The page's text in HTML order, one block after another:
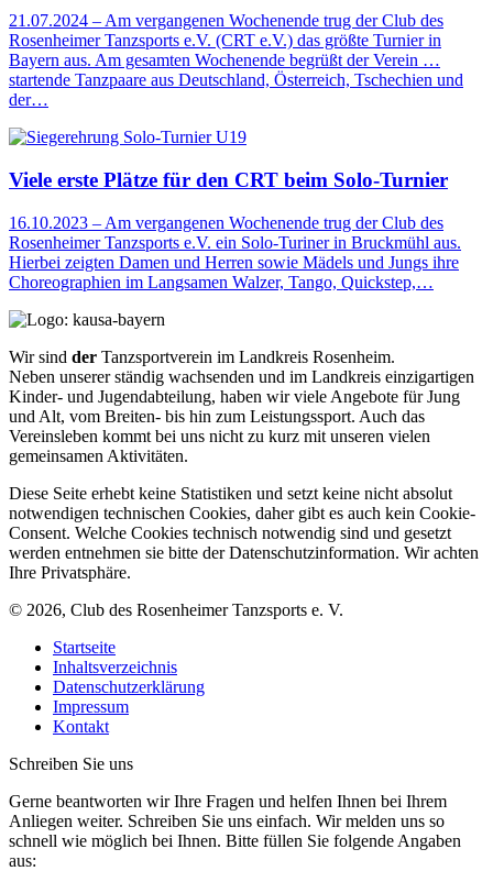
21.07.2024 – Am vergangenen Wochenende trug der Club des
Rosenheimer Tanzsports e.V. (CRT e.V.) das größte Turnier in
Bayern aus. Am gesamten Wochenende begrüßt der Verein …
startende Tanzpaare aus Deutschland, Österreich, Tschechien und
der…
Viele erste Plätze für den CRT beim Solo-Turnier
16.10.2023 – Am vergangenen Wochenende trug der Club des
Rosenheimer Tanzsports e.V. ein Solo-Turiner in Bruckmühl aus.
Hierbei zeigten Damen und Herren sowie Mädels und Jungs ihre
Choreographien im Langsamen Walzer, Tango, Quickstep,…
Wir sind der Tanzsportverein im Landkreis Rosenheim.
Neben unserer ständig wachsenden und im Landkreis einzigartigen
Kinder- und Jugendabteilung, haben wir viele Angebote für Jung
und Alt, vom Breiten- bis hin zum Leistungssport. Auch das
Vereinsleben kommt bei uns nicht zu kurz mit unseren vielen
gemeinsamen Aktivitäten.
Diese Seite erhebt keine Statistiken und setzt keine nicht absolut
notwendigen technischen Cookies, daher gibt es auch kein Cookie-
Consent. Welche Cookies technisch notwendig sind und gesetzt
werden entnehmen sie bitte der Datenschutzinformation. Wir achten
Ihre Privatsphäre.
© 2026, Club des Rosenheimer Tanzsports e. V.
Startseite
Inhaltsverzeichnis
Datenschutzerklärung
Impressum
Kontakt
Schreiben Sie uns
Gerne beantworten wir Ihre Fragen und helfen Ihnen bei Ihrem
Anliegen weiter. Schreiben Sie uns einfach. Wir melden uns so
schnell wie möglich bei Ihnen. Bitte füllen Sie folgende Angaben
aus: